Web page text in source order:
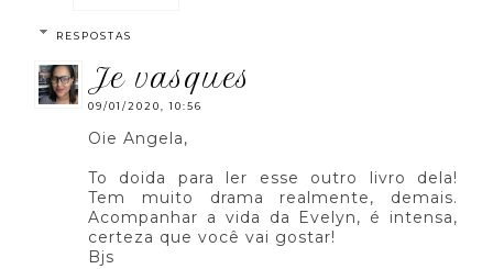
RESPOSTAS
je vasques
09/01/2020, 10:56
Oie Angela,
To doida para ler esse outro livro dela!
Tem muito drama realmente, demais.
Acompanhar a vida da Evelyn, é intensa,
certeza que você vai gostar!
Bjs